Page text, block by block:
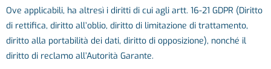
Ove applicabili, ha altresì i diritti di cui agli artt. 16-21 GDPR (Diritto
di rettifica, diritto all’oblio, diritto di limitazione di trattamento,
diritto alla portabilità dei dati, diritto di opposizione), nonché il
diritto di reclamo all’Autorità Garante.